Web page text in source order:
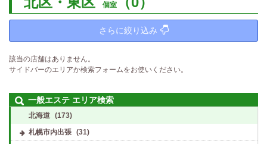
個室
さらに絞り込み
該当の店舗はありません。
サイドバーのエリアか検索フォームをお使いください。
一般エステ エリア検索
北海道 (173)
札幌市内出張 (31)